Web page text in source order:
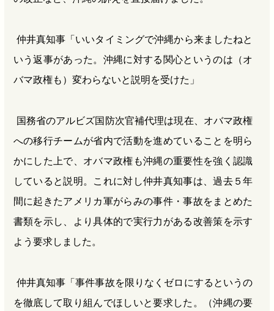
仲井真知事「いいタイミングで沖縄から来ましたねと
いう返事があった。沖縄に対する関心というのは（オ
バマ政権も）変わらないと説明を受けた」
国務省のアルビズ国防次官補代理は現在、オバマ政権
への移行チームが省内で活動を進めていることを明ら
かにした上で、オバマ政権も沖縄の重要性を強く認識
していると説明。これに対し仲井真知事は、過去５年
間に起きたアメリカ軍がらみの事件・事故をまとめた
書類を示し、より具体的で実行力がある改善策を示す
よう要求しました。
仲井真知事「事件事故を限りなくゼロにするというの
を徹底して取り組んでほしいと要求した。（沖縄の要